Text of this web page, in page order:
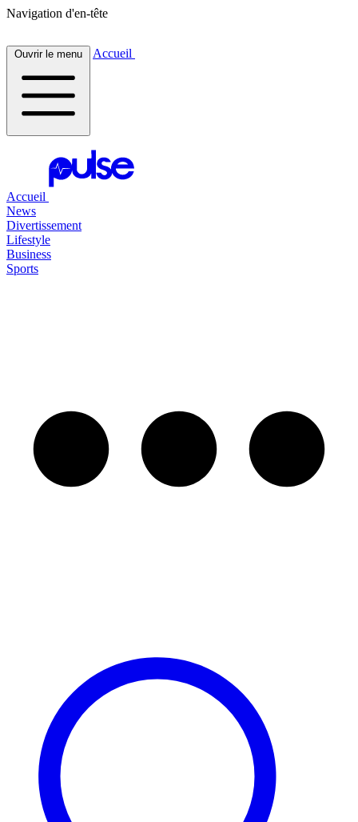
Navigation d'en-tête
Ouvrir le menu Accueil
Accueil
News
Divertissement
Lifestyle
Business
Sports